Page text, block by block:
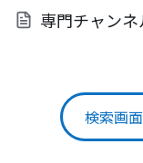
専門チャン
検索画